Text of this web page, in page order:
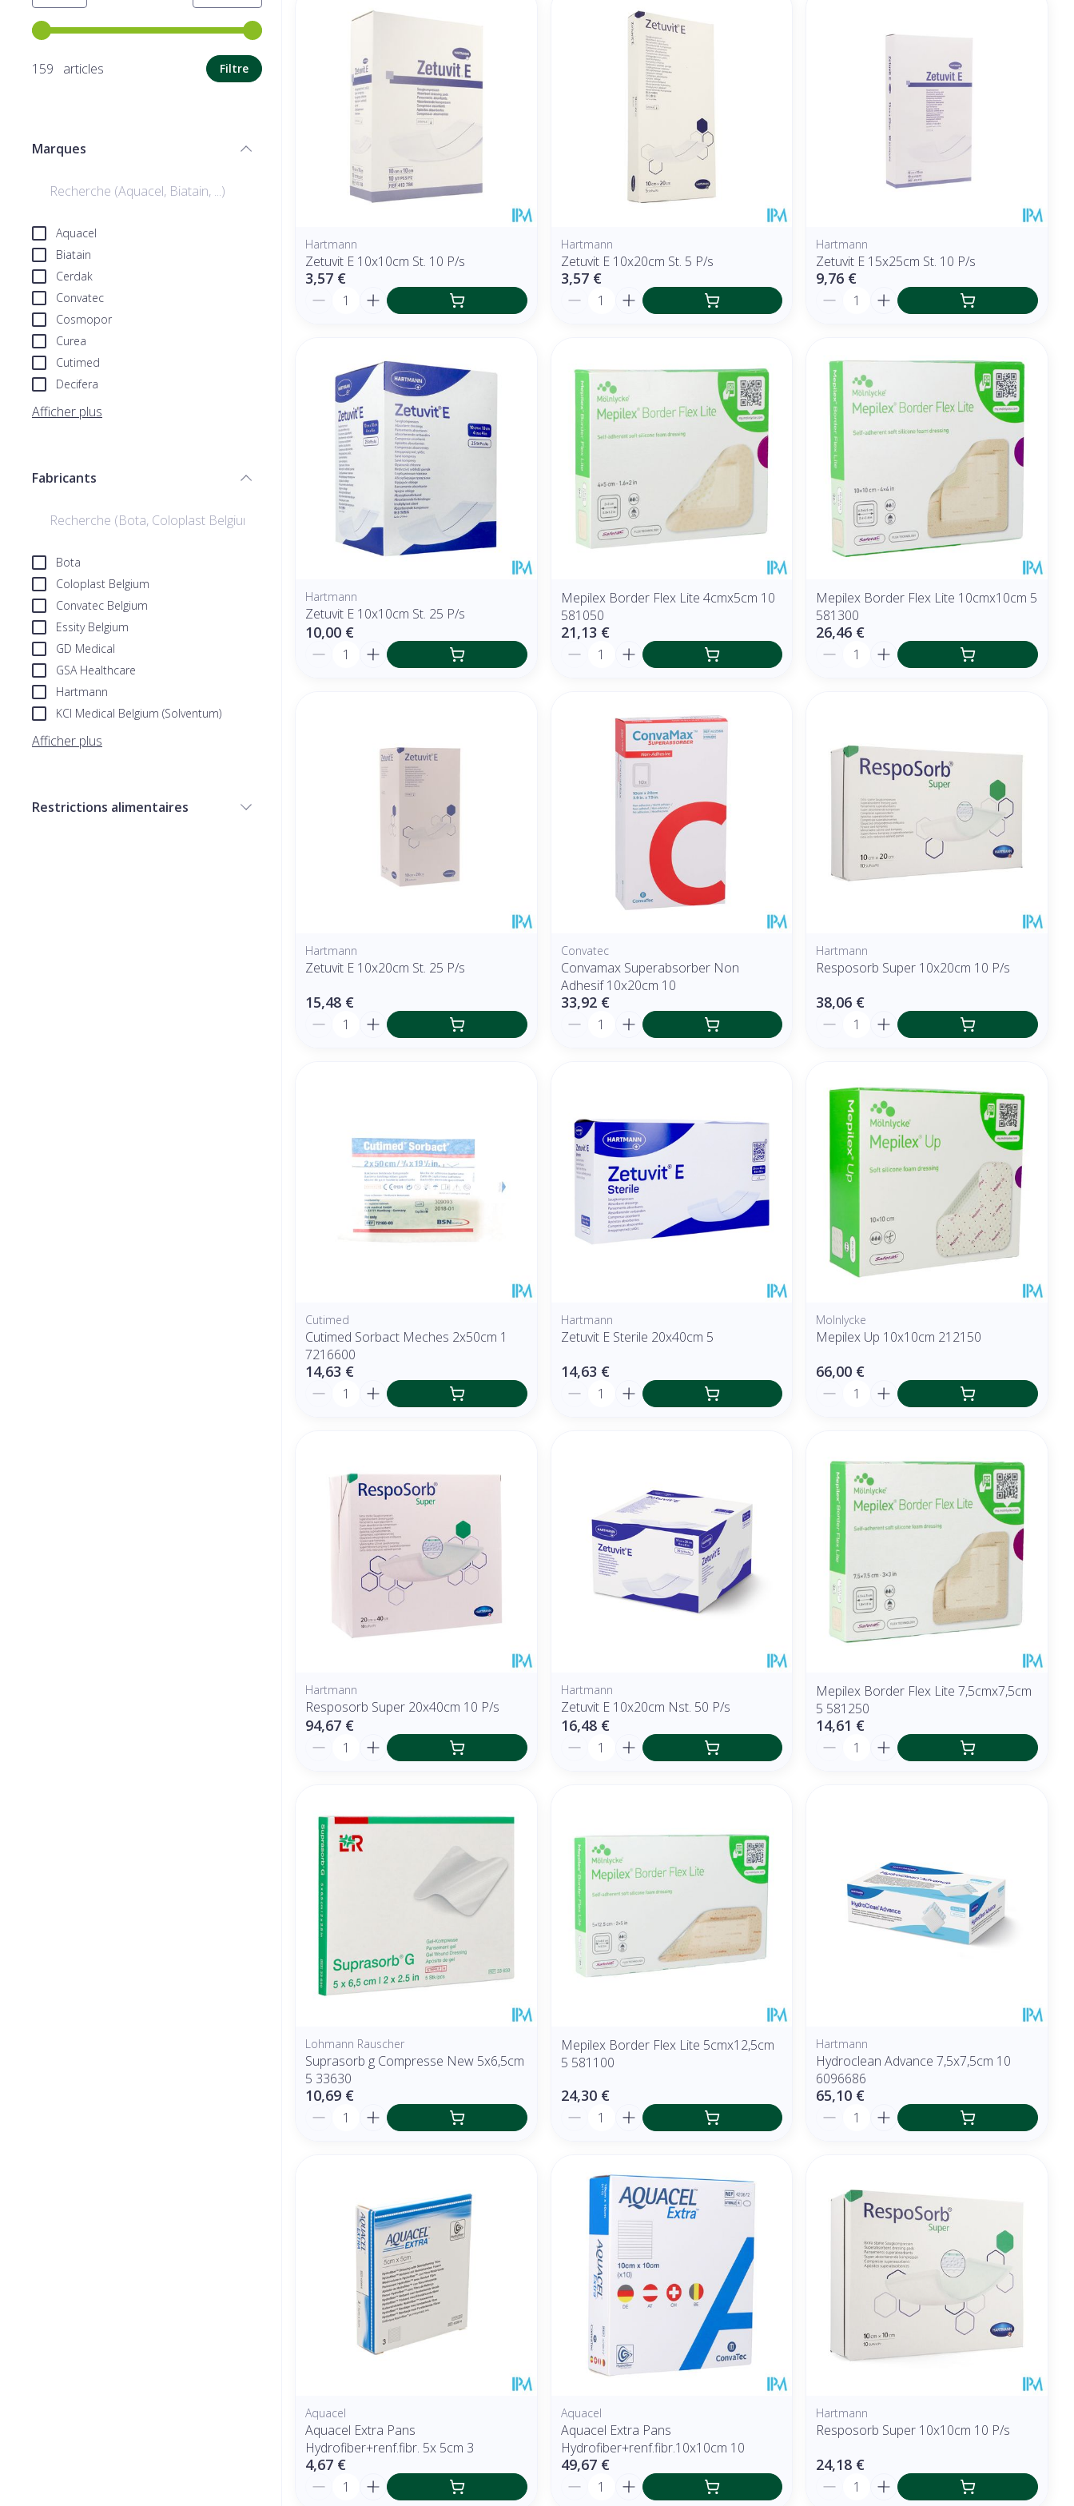
Utilisez les touches fléchées gauche et droite pour ajuster les valeurs minimales et maximales du prix.
159 articles
Filtre
Marques
Aquacel
Biatain
Cerdak
Convatec
Cosmopor
Curea
Cutimed
Decifera
Afficher plus
Fabricants
Bota
Coloplast Belgium
Convatec Belgium
Essity Belgium
GD Medical
GSA Healthcare
Hartmann
KCI Medical Belgium (Solventum)
Afficher plus
Restrictions alimentaires
Hartmann
Zetuvit E 10x10cm St. 10 P/s
3,57 €
Quantité
Hartmann
Zetuvit E 10x20cm St. 5 P/s
3,57 €
Quantité
Hartmann
Zetuvit E 15x25cm St. 10 P/s
9,76 €
Quantité
Hartmann
Zetuvit E 10x10cm St. 25 P/s
10,00 €
Quantité
Mepilex Border Flex Lite 4cmx5cm 10
581050
21,13 €
Quantité
Mepilex Border Flex Lite 10cmx10cm 5
581300
26,46 €
Quantité
Hartmann
Zetuvit E 10x20cm St. 25 P/s
15,48 €
Quantité
Convatec
Convamax Superabsorber Non
Adhesif 10x20cm 10
33,92 €
Quantité
Hartmann
Resposorb Super 10x20cm 10 P/s
38,06 €
Quantité
Cutimed
Cutimed Sorbact Meches 2x50cm 1
7216600
14,63 €
Quantité
Hartmann
Zetuvit E Sterile 20x40cm 5
14,63 €
Quantité
Molnlycke
Mepilex Up 10x10cm 212150
66,00 €
Quantité
Hartmann
Resposorb Super 20x40cm 10 P/s
94,67 €
Quantité
Hartmann
Zetuvit E 10x20cm Nst. 50 P/s
16,48 €
Quantité
Mepilex Border Flex Lite 7,5cmx7,5cm
5 581250
14,61 €
Quantité
Lohmann Rauscher
Suprasorb g Compresse New 5x6,5cm
5 33630
10,69 €
Quantité
Mepilex Border Flex Lite 5cmx12,5cm
5 581100
24,30 €
Quantité
Hartmann
Hydroclean Advance 7,5x7,5cm 10
6096686
65,10 €
Quantité
Aquacel
Aquacel Extra Pans
Hydrofiber+renf.fibr. 5x 5cm 3
4,67 €
Quantité
Aquacel
Aquacel Extra Pans
Hydrofiber+renf.fibr.10x10cm 10
49,67 €
Quantité
Hartmann
Resposorb Super 10x10cm 10 P/s
24,18 €
Quantité